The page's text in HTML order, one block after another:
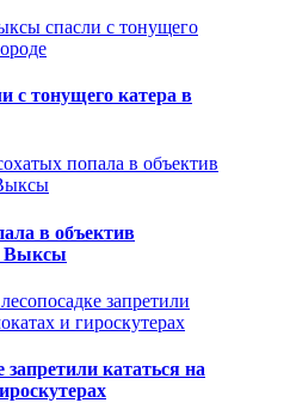
с тонущего катера в
в объектив
Выксы
запретили кататься на